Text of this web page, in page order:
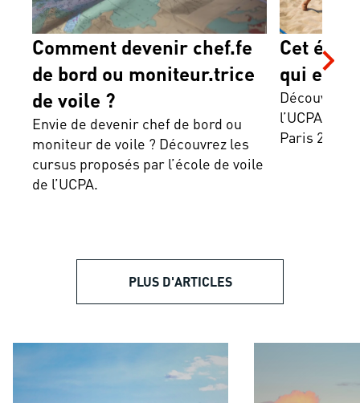
Comment devenir chef.fe
de bord ou moniteur.trice
de voile ?
Envie de devenir chef de bord ou
moniteur de voile ? Découvrez les
cursus proposés par l’école de voile
de l’UCPA.
Cet été,
qui est
Découvre
l’UCPA
Paris 2024 !
PLUS D'ARTICLES
Les réserves du Kilimandjaro